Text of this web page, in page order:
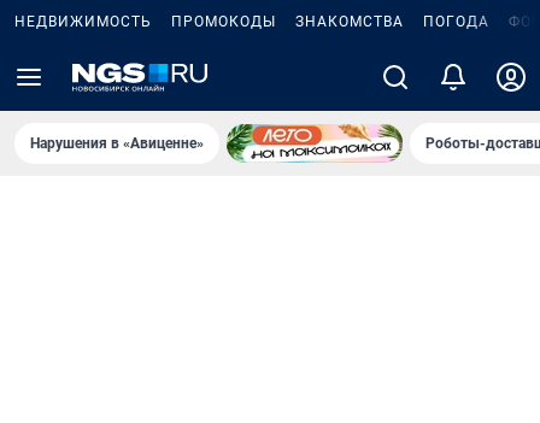
НЕДВИЖИМОСТЬ ПРОМОКОДЫ ЗНАКОМСТВА ПОГОДА
Нарушения в «Авиценне» Роботы-